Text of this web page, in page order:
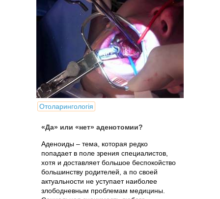
Отоларингологія
«Да» или «нет» аденотомии?
Аденоиды – тема, которая редко
попадает в поле зрения специалистов,
хотя и доставляет большое беспокойство
большинству родителей, а по своей
актуальности не уступает наиболее
злободневным проблемам медицины.